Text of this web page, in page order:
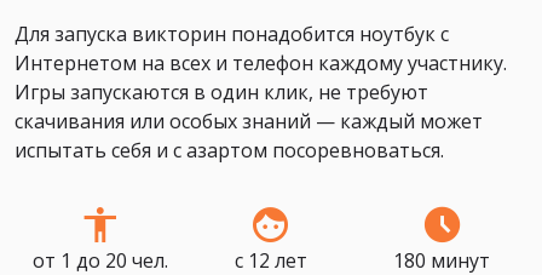
Для запуска викторин понадобится ноутбук с
Интернетом на всех и телефон каждому участнику.
Игры запускаются в один клик, не требуют
скачивания или особых знаний — каждый может
испытать себя и с азартом посоревноваться.
от 1 до 20 чел. с 12 лет 180 минут